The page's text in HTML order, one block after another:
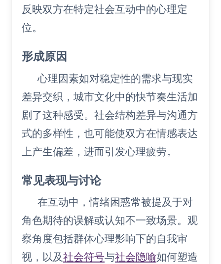
反映双方在特定社会互动中的心理定
位。
形成原因
心理因素如对稳定性的需求与现实
差异交织，城市文化中的快节奏生活加
剧了这种感受。社会结构差异与沟通方
式的多样性，也可能使双方在情感表达
上产生偏差，进而引发心理疲劳。
常见表现与讨论
在互动中，情绪困惑常被提及于对
角色期待的误解或认知不一致场景。观
察角度包括群体心理影响下的自我审
视，以及社会符号与社会隐喻如何塑造